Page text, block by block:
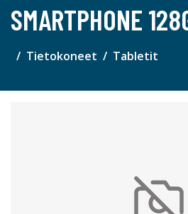
SMARTPHONE
Tietokoneet Tabletit